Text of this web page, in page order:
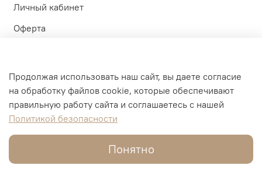
В корзину
Личный кабинет
Оферта
© ИП Блинков А.А. 2010-2026
Продолжая использовать наш сайт, вы даете согласие
на обработку файлов cookie, которые обеспечивают
правильную работу сайта и соглашаетесь с нашей
Политикой безопасности
Понятно